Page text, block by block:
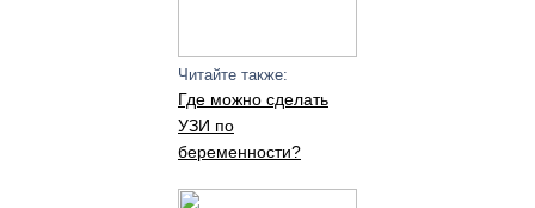
Читайте также:
Где можно сделать
УЗИ по
беременности?